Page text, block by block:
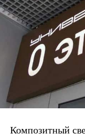
Композитный